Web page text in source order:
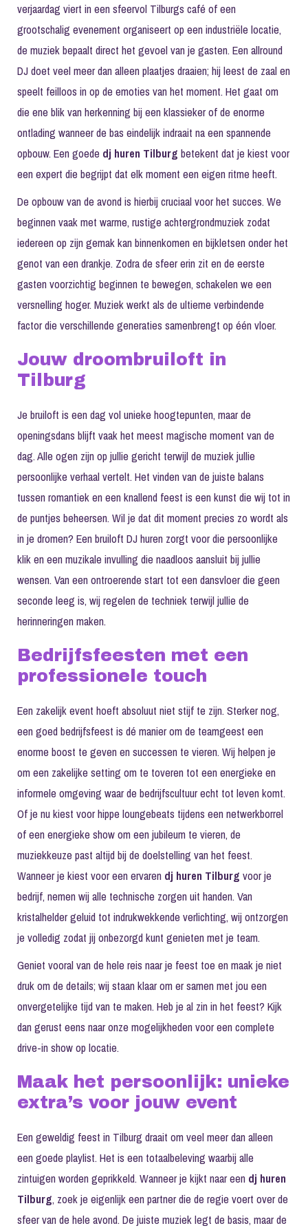
verjaardag viert in een sfeervol Tilburgs café of een
grootschalig evenement organiseert op een industriële locatie,
de muziek bepaalt direct het gevoel van je gasten. Een allround
DJ doet veel meer dan alleen plaatjes draaien; hij leest de zaal en
speelt feilloos in op de emoties van het moment. Het gaat om
die ene blik van herkenning bij een klassieker of de enorme
ontlading wanneer de bas eindelijk indraait na een spannende
opbouw. Een goede dj huren Tilburg betekent dat je kiest voor
een expert die begrijpt dat elk moment een eigen ritme heeft.
De opbouw van de avond is hierbij cruciaal voor het succes. We
beginnen vaak met warme, rustige achtergrondmuziek zodat
iedereen op zijn gemak kan binnenkomen en bijkletsen onder het
genot van een drankje. Zodra de sfeer erin zit en de eerste
gasten voorzichtig beginnen te bewegen, schakelen we een
versnelling hoger. Muziek werkt als de ultieme verbindende
factor die verschillende generaties samenbrengt op één vloer.
Jouw droombruiloft in
Tilburg
Je bruiloft is een dag vol unieke hoogtepunten, maar de
openingsdans blijft vaak het meest magische moment van de
dag. Alle ogen zijn op jullie gericht terwijl de muziek jullie
persoonlijke verhaal vertelt. Het vinden van de juiste balans
tussen romantiek en een knallend feest is een kunst die wij tot in
de puntjes beheersen. Wil je dat dit moment precies zo wordt als
in je dromen? Eenbruiloft DJ huren zorgt voor die persoonlijke
klik en een muzikale invulling die naadloos aansluit bij jullie
wensen. Van een ontroerende start tot een dansvloer die geen
seconde leeg is, wij regelen de techniek terwijl jullie de
herinneringen maken.
Bedrijfsfeesten met een
professionele touch
Een zakelijk event hoeft absoluut niet stijf te zijn. Sterker nog,
een goed bedrijfsfeest is dé manier om de teamgeest een
enorme boost te geven en successen te vieren. Wij helpen je
om een zakelijke setting om te toveren tot een energieke en
informele omgeving waar de bedrijfscultuur echt tot leven komt.
Of je nu kiest voor hippe loungebeats tijdens een netwerkborrel
of een energieke show om een jubileum te vieren, de
muziekkeuze past altijd bij de doelstelling van het feest.
Wanneer je kiest voor een ervaren dj huren Tilburg voor je
bedrijf, nemen wij alle technische zorgen uit handen. Van
kristalhelder geluid tot indrukwekkende verlichting, wij ontzorgen
je volledig zodat jij onbezorgd kunt genieten met je team.
Geniet vooral van de hele reis naar je feest toe en maak je niet
druk om de details; wij staan klaar om er samen met jou een
onvergetelijke tijd van te maken. Heb je al zin in het feest? Kijk
dan gerust eens naar onze mogelijkheden voor eencomplete
drive-in showop locatie.
Maak het persoonlijk: unieke
extra’s voor jouw event
Een geweldig feest in Tilburg draait om veel meer dan alleen
een goede playlist. Het is een totaalbeleving waarbij alle
zintuigen worden geprikkeld. Wanneer je kijkt naar een dj huren
Tilburg, zoek je eigenlijk een partner die de regie voert over de
sfeer van de hele avond. De juiste muziek legt de basis, maar de